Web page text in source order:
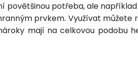
povětšinou potřeba, ale
prvkem. Využívat můžete
mají na celkovou podobu
· Po–Pá 8–18